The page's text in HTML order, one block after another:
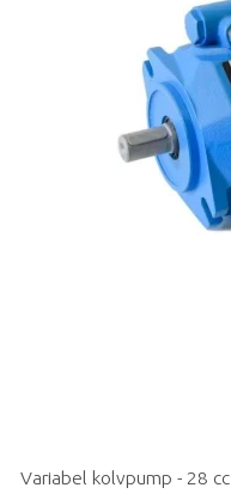
Variabel kolvpump - 28 cc